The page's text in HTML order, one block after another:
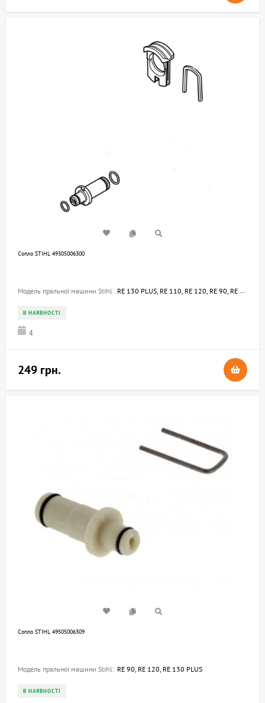
Сопло STIHL 49305006300
Модель пральної машини Stihl: RE 130 PLUS, RE 110, RE 120, RE 90, RE 100
В НАЯВНОСТІ
4
249 грн.
Сопло STIHL 49505006309
Модель пральної машини Stihl: RE 90, RE 120, RE 130 PLUS
В НАЯВНОСТІ